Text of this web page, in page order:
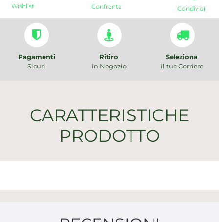
Wishlist Confronta Condividi
Pagamenti
Sicuri
Ritiro
in Negozio
Seleziona
il tuo Corriere
CARATTERISTICHE
PRODOTTO